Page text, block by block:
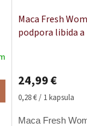
Maca Fresh
podpora libida
produktu
je
5,0
z
24,99 €
Jednotková
0,28 € / 1 kapsula
Maca Fresh